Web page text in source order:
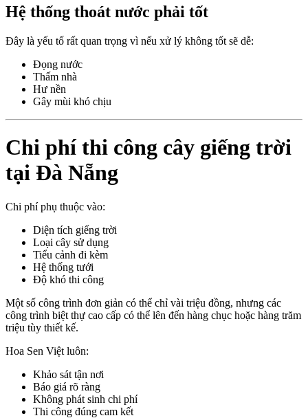
Hệ thống thoát nước phải tốt
Đây là yếu tố rất quan trọng vì nếu xử lý không tốt sẽ dễ:
Đọng nước
Thấm nhà
Hư nền
Gây mùi khó chịu
Chi phí thi công cây giếng trời
tại Đà Nẵng
Chi phí phụ thuộc vào:
Diện tích giếng trời
Loại cây sử dụng
Tiểu cảnh đi kèm
Hệ thống tưới
Độ khó thi công
Một số công trình đơn giản có thể chỉ vài triệu đồng, nhưng các
công trình biệt thự cao cấp có thể lên đến hàng chục hoặc hàng trăm
triệu tùy thiết kế.
Hoa Sen Việt luôn:
Khảo sát tận nơi
Báo giá rõ ràng
Không phát sinh chi phí
Thi công đúng cam kết